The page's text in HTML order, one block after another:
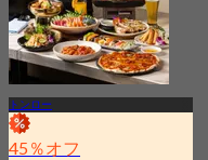
トンロー
45％オフ